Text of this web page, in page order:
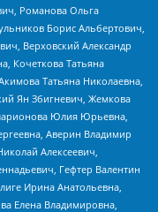
Романова Ольга
Борис Альбертович,
Верховский Александр
Кочеткова Татьяна
Татьяна Николаевна,
Ян Збигневич, Жемкова
Юлия Юрьевна,
Аверин Владимир
Алексеевич,
Гефтер Валентин
Ирина Анатольевна,
Елена Владимировна,